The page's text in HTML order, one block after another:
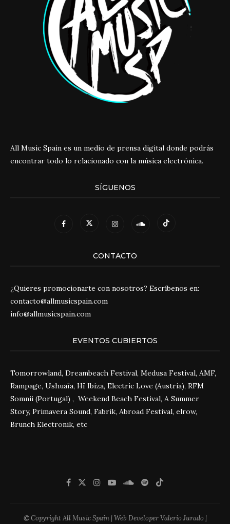
All Music Spain es un medio de prensa digital donde podrás
encontrar todo lo relacionado con la música electrónica.
SÍGUENOS
CONTACTO
¿Quieres promocionarte con nosotros? Escríbenos en:
contacto@allmusicspain.com
info@allmusicspain.com
EVENTOS CUBIERTOS
Tomorrowland, Dreambeach Festival, Medusa Festival, AMF,
Rampage, Ushuaïa, Hï Ibiza, Electric Love (Austria), RFM
Somnii (Portugal) , Weekend Beach Festival, A Summer
Story, Primavera Sound, Fabrik, Abroad Festival, elrow,
Brunch Electronik, etc
© Copyright All Music Spain | Web Developer Valerio Jurado |